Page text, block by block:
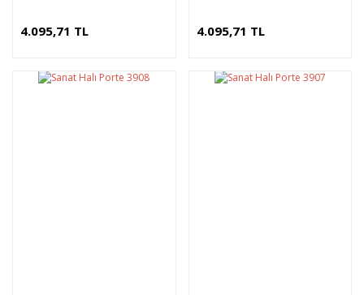
4.095,71 TL 4.095,71 TL